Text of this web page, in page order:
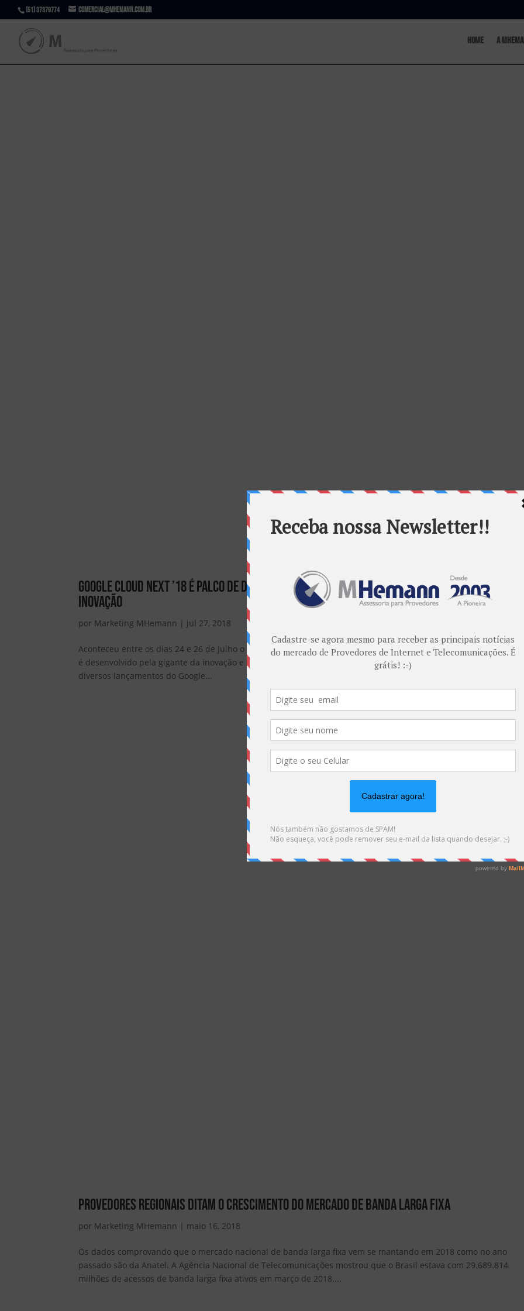
(51) 37379774 comercial@mhemann.com.br
Home A
Google Cloud Next ’18 é palco de diversos lançamentos da gigante companhia de
inovação
por Marketing MHemann | jul 27, 2018
Aconteceu entre os dias 24 e 26 de Julho o Google Cloud Next ’18, o evento realizado na cidade de São Francisco
é desenvolvido pela gigante da inovação e traz grandes novidades ao mercado mundial. O Next 2018 foi palco de
diversos lançamentos do Google...
Provedores Regionais ditam o crescimento do mercado de banda larga fixa
por Marketing MHemann | maio 16, 2018
Os dados comprovando que o mercado nacional de banda larga fixa vem se mantando em 2018 como no ano
passado são da Anatel. A Agência Nacional de Telecomunicações mostrou que o Brasil estava com 29.689.814
milhões de acessos de banda larga fixa ativos em março de 2018....